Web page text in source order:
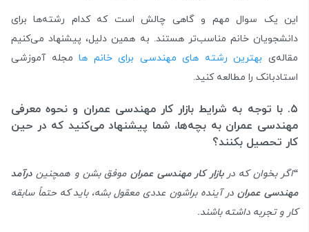
این یک سوال مهم و گاهی چالش است که کدام رشته‌ها برای
دانشجویان خانم مناسب‌تر هستند. به همین دلیل، پیشنهاد می‌کنیم
مقاله‌ی بهترین رشته های مهندسی برای خانم هامجله آموزشی
استادبانک را مطالعه کنید.
۵. با توجه به شرایط بازار کار مهندسی عمران و نحوه معرفی
مهندسی عمران به بچه‌ها، شما پیشنهاد می‌کنید که در حین
کار تحصیل بکنند؟
“اگر بخوان که در بازار کار مهندسی عمران موفق بشن و همچنین درآمد
مهندسی عمراندر آینده براشون عددی معقول بشه، باید که حتماً سابقه
کار و تجربه داشته باشند.